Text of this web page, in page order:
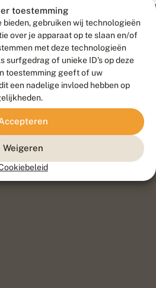
toestemming
bieden, gebruiken wij technologieën
over je apparaat op te slaan en/of
met deze technologieën
surfgedrag of unieke ID's op deze
toestemming geeft of uw
een nadelige invloed hebben op
Weigeren
Vlinderstichting
Go2People
, ontworpen door
Field Agency
Privacy
Disclaimer
Sitemap